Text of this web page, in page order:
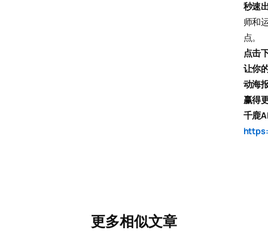
秒速
师和
点。
点击
让你
动海
赢得
千鹿
更多相似文章